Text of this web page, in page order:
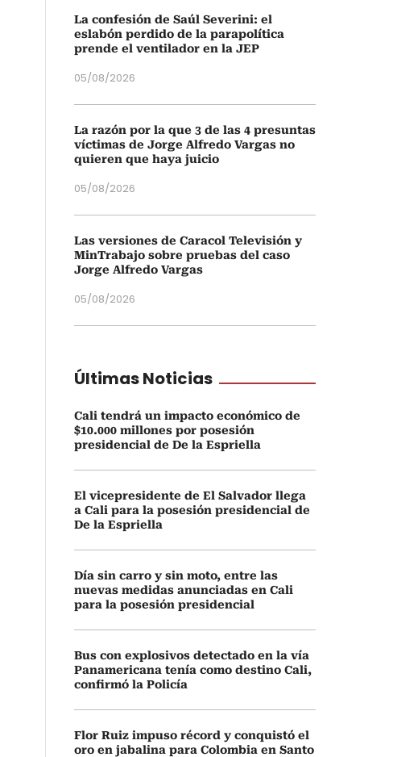
La confesión de Saúl Severini: el
eslabón perdido de la parapolítica
prende el ventilador en la JEP
05/08/2026
La razón por la que 3 de las 4 presuntas
víctimas de Jorge Alfredo Vargas no
quieren que haya juicio
05/08/2026
Las versiones de Caracol Televisión y
MinTrabajo sobre pruebas del caso
Jorge Alfredo Vargas
05/08/2026
Últimas Noticias
Cali tendrá un impacto económico de
$10.000 millones por posesión
presidencial de De la Espriella
El vicepresidente de El Salvador llega
a Cali para la posesión presidencial de
De la Espriella
Día sin carro y sin moto, entre las
nuevas medidas anunciadas en Cali
para la posesión presidencial
Bus con explosivos detectado en la vía
Panamericana tenía como destino Cali,
confirmó la Policía
Flor Ruiz impuso récord y conquistó el
oro en jabalina para Colombia en Santo